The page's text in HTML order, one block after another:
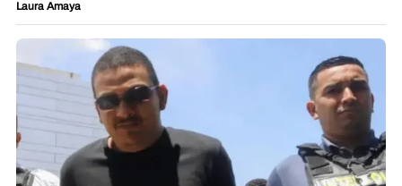
18 meses sin fallo: Corte mantiene en el
limbo caso de líderes garífunas